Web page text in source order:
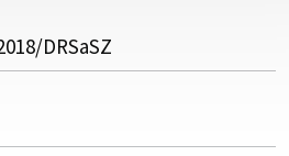
DRSaSZ